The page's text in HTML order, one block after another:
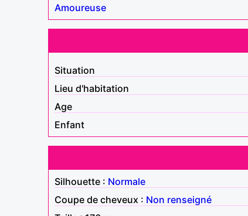
Amoureuse
Situation
Lieu d'habitation
Age
Enfant
Silhouette : Normale
Coupe de cheveux : Non renseigné